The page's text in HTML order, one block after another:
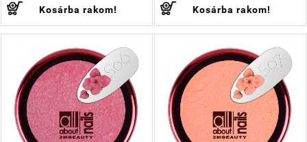
Kosárba rakom! Kosárba rakom!